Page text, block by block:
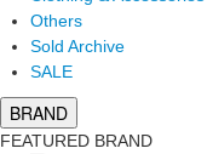
Others
Sold Archive
SALE
BRAND
FEATURED BRAND